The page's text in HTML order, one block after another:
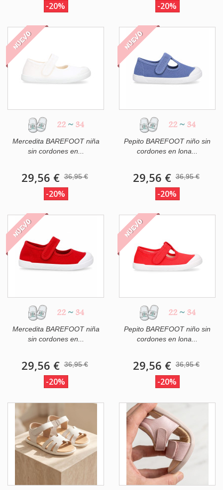
-20% -20%
NUEVO
22 ~ 34
Mercedita BAREFOOT niña
sin cordones en...
29,56 € 36,95 €
-20%
NUEVO
22 ~ 34
Pepito BAREFOOT niño sin
cordones en lona...
29,56 € 36,95 €
-20%
NUEVO
22 ~ 34
Mercedita BAREFOOT niña
sin cordones en...
29,56 € 36,95 €
-20%
NUEVO
22 ~ 34
Pepito BAREFOOT niño sin
cordones en lona...
29,56 € 36,95 €
-20%